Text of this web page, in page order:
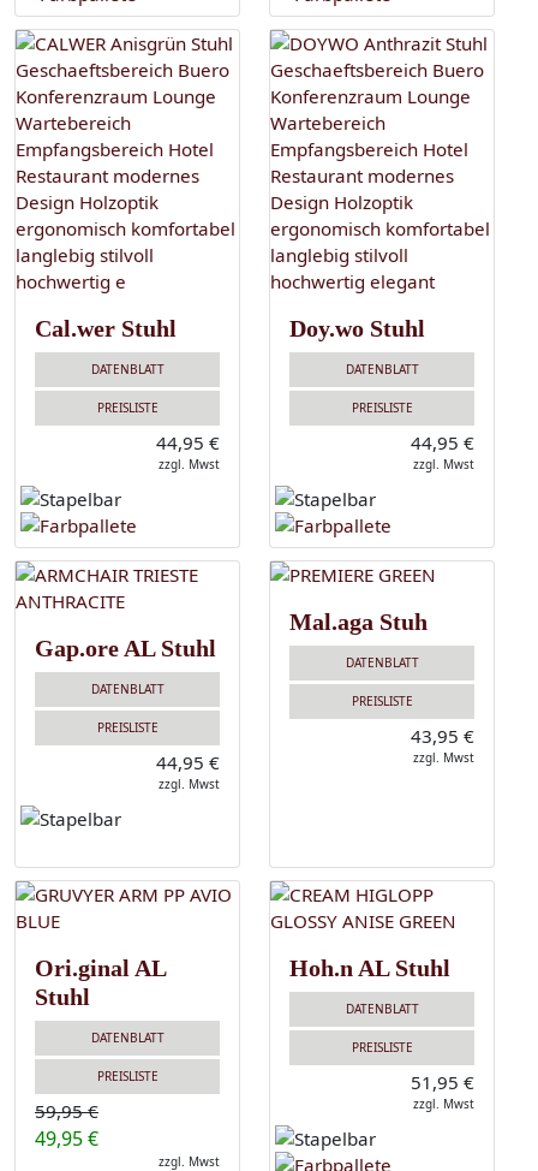
Cal.wer Stuhl
DATENBLATT
PREISLISTE
44,95 €
zzgl. Mwst
Doy.wo Stuhl
DATENBLATT
PREISLISTE
44,95 €
zzgl. Mwst
Gap.ore AL Stuhl
DATENBLATT
PREISLISTE
44,95 €
zzgl. Mwst
Mal.aga Stuh
DATENBLATT
PREISLISTE
43,95 €
zzgl. Mwst
Ori.ginal AL
Stuhl
DATENBLATT
PREISLISTE
59,95 €
49,95 €
zzgl. Mwst
Hoh.n AL Stuhl
DATENBLATT
PREISLISTE
51,95 €
zzgl. Mwst